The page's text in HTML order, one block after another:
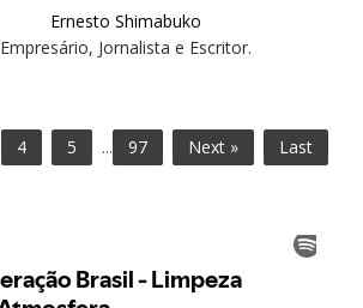
Ernesto Shimabuko
Empresário, Jornalista e Escritor.
4 5 ... 97 Next » Last